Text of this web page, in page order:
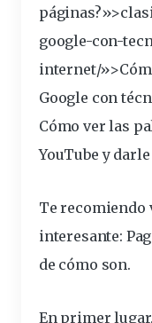
google-con-
internet/
Google con
Cómo ver las
YouTube y
Te recomiendo
interesante:
de cómo son.
En primer